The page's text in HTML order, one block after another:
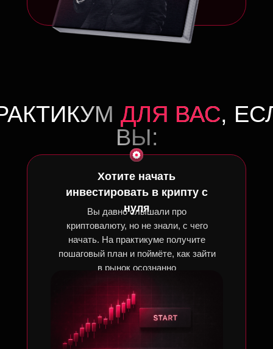
ДЛЯ ВАС,
ВЫ:
Хотите начать
инвестировать в крипту с
нуля
Вы давно слышали про
криптовалюту, но не знали, с чего
начать. На практикуме получите
пошаговый план и поймёте, как зайти
в рынок осознанно